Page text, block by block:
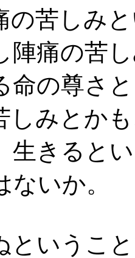
の苦しみ
陣痛の苦
命の尊さ
しみとか
生きると
いか。
いうこ